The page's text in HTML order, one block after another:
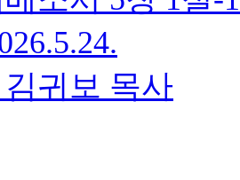
귀보 목사